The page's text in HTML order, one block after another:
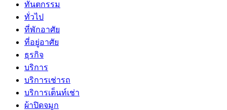
ทันตกรรม
ทั่วไป
ที่พักอาศัย
ที่อยู่อาศัย
ธุรกิจ
บริการ
บริการเช่ารถ
บริการเต็นท์เช่า
ผ้าปิดจมูก